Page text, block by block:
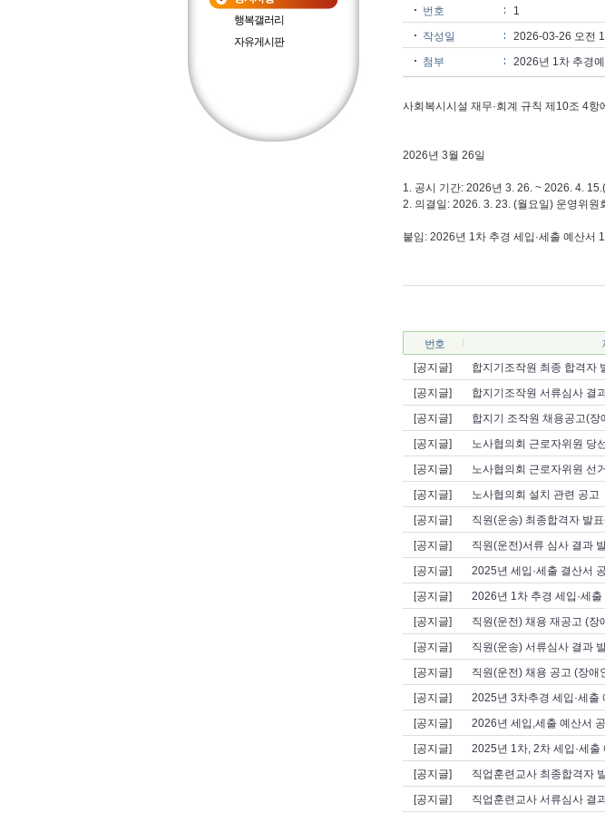
행복갤러리
자유게시판
번호 1
작성일
2026-03-26 오전
첨부
2026년 1차 추경
사회복시시설 재무·회계 규칙 제10조 4
2026년 3월 26일
1. 공시 기간: 2026년 3. 26. ~ 2026. 4.
2. 의결일: 2026. 3. 23. (월요일) 운영위원
붙임: 2026년 1차 추경 세입·세출 예산서 1
번호
[공지글]
합지기조작원 최종 합격자
[공지글]
합지기조작원 서류심사 결
[공지글]
합지기 조작원 채용공고(
[공지글]
노사협의회 근로자위원 당
[공지글]
노사협의회 근로자위원 선
[공지글]
노사협의회 설치 관련 공고
[공지글]
직원(운송) 최종합격자 발
[공지글]
직원(운전)서류 심사 결과
[공지글]
2025년 세입·세출 결산서
[공지글]
2026년 1차 추경 세입·세
[공지글]
직원(운전) 채용 재공고 (
[공지글]
직원(운송) 서류심사 결과
[공지글]
직원(운전) 채용 공고 (장
[공지글]
2025년 3차추경 세입·세
[공지글]
2026년 세입,세출 예산서
[공지글]
2025년 1차, 2차 세입·세
[공지글]
직업훈련교사 최종합격자
[공지글]
직업훈련교사 서류심사 결